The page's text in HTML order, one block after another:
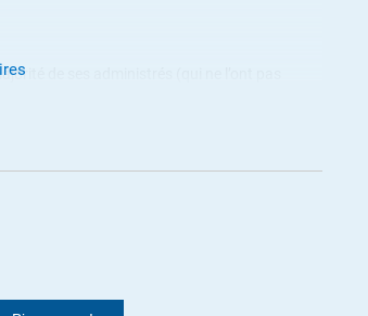
de ses administrés (qui ne l’ont pas
Il est vrai que sa société brasse les
plus efficaces que les médias mainstreams